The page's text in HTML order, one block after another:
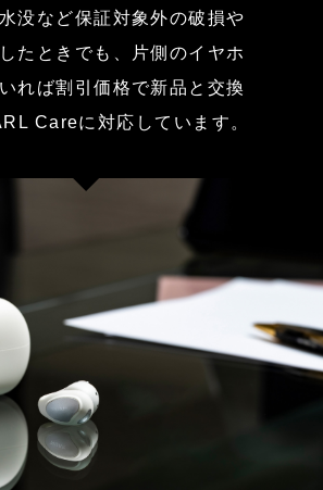
没など保証対象外の破損や
たときでも、片側のイヤホ
れば割引価格で新品と交換
Careに対応しています。